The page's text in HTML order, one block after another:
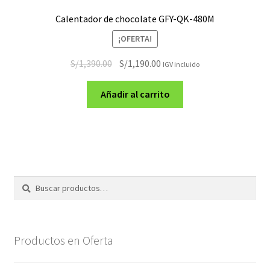
Calentador de chocolate GFY-QK-480M
¡OFERTA!
S/1,390.00 El
precio
original
era:
S/1,190.00 El
precio
actual
es:
IGV incluido
Añadir al carrito
Buscar
Buscar
Productos en Oferta